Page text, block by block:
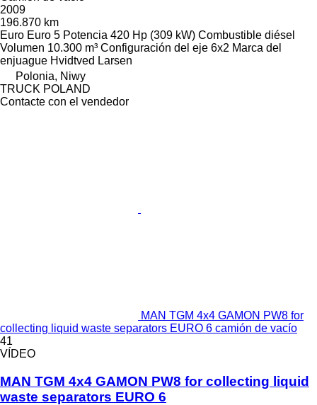
2009
196.870 km
Euro Euro 5 Potencia 420 Hp (309 kW) Combustible diésel
Volumen 10.300 m³ Configuración del eje 6x2 Marca del
enjuague Hvidtved Larsen
Polonia, Niwy
TRUCK POLAND
Contacte con el vendedor
MAN TGM 4x4 GAMON PW8 for
collecting liquid waste separators EURO 6 camión de vacío
41
VÍDEO
MAN TGM 4x4 GAMON PW8 for collecting liquid
waste separators EURO 6